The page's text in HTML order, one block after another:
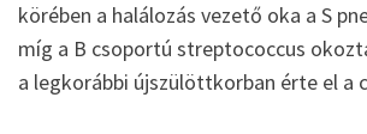
körében a halálozás vezető oka a S
míg a B csoportú streptococcus
a legkorábbi újszülöttkorban érte el a